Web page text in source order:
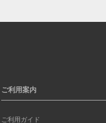
ご利用案内
ご利用ガイド